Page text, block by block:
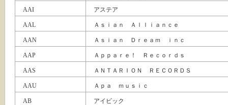
AAI アステア
AAL Ａｓｉａｎ Ａｌｌｉａｎｃｅ
AAN Ａｓｉａｎ Ｄｒｅａｍ ｉｎｃ
AAP Ａｐｐａｒｅ！ Ｒｅｃｏｒｄｓ
AAS ＡＮＴＡＲＩＯＮ ＲＥＣＯＲＤＳ
AAU Ａｐａ ｍｕｓｉｃ
AB アイビック